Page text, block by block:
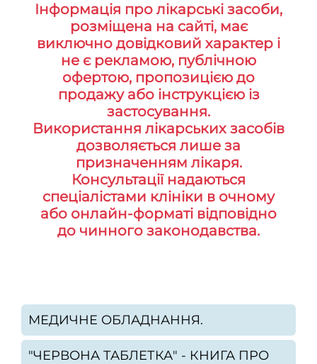
Інформація про лікарські засоби,
розміщена на сайті, має
виключно довідковий характер і
не є рекламою, публічною
офертою, пропозицією до
продажу або інструкцією із
застосування.
Використання лікарських засобів
дозволяється лише за
призначенням лікаря.
Консультації надаються
спеціалістами клініки в очному
або онлайн-форматі відповідно
до чинного законодавства.
МЕДИЧНЕ ОБЛАДНАННЯ.
"ЧЕРВОНА ТАБЛЕТКА" - КНИГА ПРО